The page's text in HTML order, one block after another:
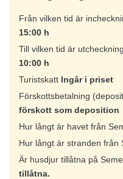
Från vilken tid är
15:00 h
Till vilken tid är
10:00 h
Turistskatt Ingår i priset
Förskottsbetalning
förskott som deposition
Hur långt är havet från
Hur långt är stranden från
Är husdjur tillåtna på
tillåtna.